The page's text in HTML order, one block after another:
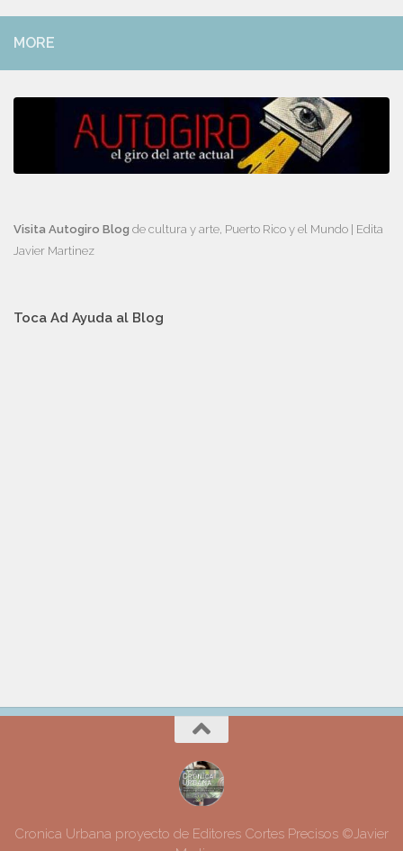
MORE
Visita Autogiro Blog de cultura y arte, Puerto Rico y el Mundo | Edita
Javier Martinez
Toca Ad Ayuda al Blog
Cronica Urbana proyecto de Editores Cortes Precisos ©Javier